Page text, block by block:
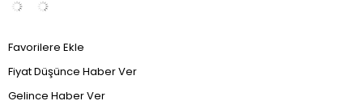
Favorilere Ekle
Fiyat Düşünce Haber Ver
Gelince Haber Ver